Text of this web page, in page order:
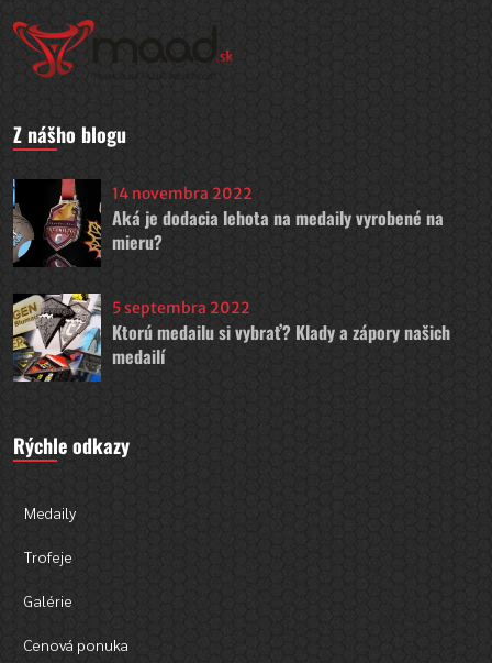
Z nášho blogu
14 novembra 2022
Aká je dodacia lehota na medaily vyrobené na
mieru?
5 septembra 2022
Ktorú medailu si vybrať? Klady a zápory našich
medailí
Rýchle odkazy
Medaily
Trofeje
Galérie
Cenová ponuka